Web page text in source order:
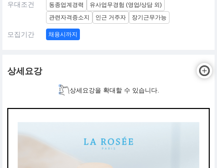
우대조건 동종업계경력
유사업무경험 (영업/상담 외)
관련자격증소지
인근 거주자 장기근무가능
모집기간 채용시까지
상세요강
상세요강을 확대할 수 있습니다.